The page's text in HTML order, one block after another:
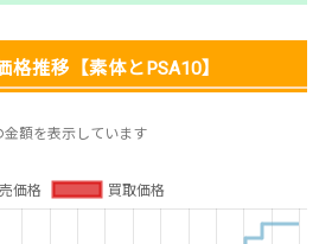
推移【素体とPSA10】
額を表示しています